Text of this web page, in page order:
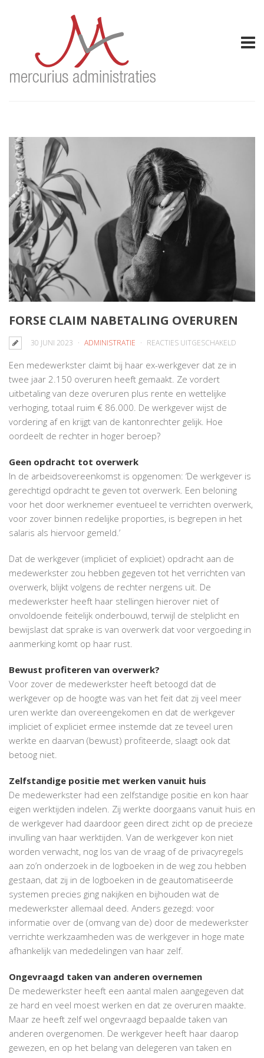
FORSE CLAIM NABETALING OVERUREN
30 JUNI 2023 ADMINISTRATIE REACTIES UITGESCHAKELD
Een medewerkster claimt bij haar ex-werkgever dat ze in
twee jaar 2.150 overuren heeft gemaakt. Ze vordert
uitbetaling van deze overuren plus rente en wettelijke
verhoging, totaal ruim € 86.000. De werkgever wijst de
vordering af en krijgt van de kantonrechter gelijk. Hoe
oordeelt de rechter in hoger beroep?
Geen opdracht tot overwerk
In de arbeidsovereenkomst is opgenomen: ‘De werkgever is
gerechtigd opdracht te geven tot overwerk. Een beloning
voor het door werknemer eventueel te verrichten overwerk,
voor zover binnen redelijke proporties, is begrepen in het
salaris als hiervoor gemeld.’
Dat de werkgever (impliciet of expliciet) opdracht aan de
medewerkster zou hebben gegeven tot het verrichten van
overwerk, blijkt volgens de rechter nergens uit. De
medewerkster heeft haar stellingen hierover niet of
onvoldoende feitelijk onderbouwd, terwijl de stelplicht en
bewijslast dat sprake is van overwerk dat voor vergoeding in
aanmerking komt op haar rust.
Bewust profiteren van overwerk?
Voor zover de medewerkster heeft betoogd dat de
werkgever op de hoogte was van het feit dat zij veel meer
uren werkte dan overeengekomen en dat de werkgever
impliciet of expliciet ermee instemde dat ze teveel uren
werkte en daarvan (bewust) profiteerde, slaagt ook dat
betoog niet.
Zelfstandige positie met werken vanuit huis
De medewerkster had een zelfstandige positie en kon haar
eigen werktijden indelen. Zij werkte doorgaans vanuit huis en
de werkgever had daardoor geen direct zicht op de precieze
invulling van haar werktijden. Van de werkgever kon niet
worden verwacht, nog los van de vraag of de privacyregels
aan zo’n onderzoek in de logboeken in de weg zou hebben
gestaan, dat zij in de logboeken in de geautomatiseerde
systemen precies ging nakijken en bijhouden wat de
medewerkster allemaal deed. Anders gezegd: voor
informatie over de (omvang van de) door de medewerkster
verrichte werkzaamheden was de werkgever in hoge mate
afhankelijk van mededelingen van haar zelf.
Ongevraagd taken van anderen overnemen
De medewerkster heeft een aantal malen aangegeven dat
ze hard en veel moest werken en dat ze overuren maakte.
Maar ze heeft zelf wel ongevraagd bepaalde taken van
anderen overgenomen. De werkgever heeft haar daarop
gewezen, en op het belang van delegeren van taken en